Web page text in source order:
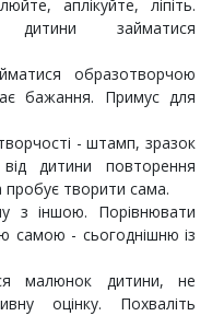
аплікуйте, ліпіть.
дитини займатися
образотворчою
бажання. Примус для
- штамп, зразок
дитини повторення
творити сама.
з іншою. Порівнювати
самою - сьогоднішню із
малюнок дитини, не
оцінку. Похваліть